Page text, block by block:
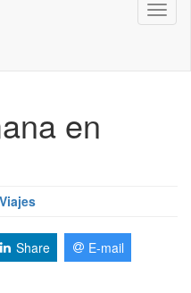
en
Viajes
Share E-mail